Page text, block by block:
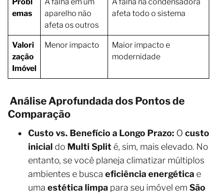
emas
aparelho não
afeta os outros
afeta todo o sistema
Valori
zação
Imóvel
Menor impacto
Maior impacto e
modernidade
Análise Aprofundada dos Pontos de
Comparação
Custo vs. Benefício a Longo Prazo: O custo
inicial do Multi Split é, sim, mais elevado. No
entanto, se você planeja climatizar múltiplos
ambientes e busca eficiência energética e
uma estética limpa para seu imóvel em São